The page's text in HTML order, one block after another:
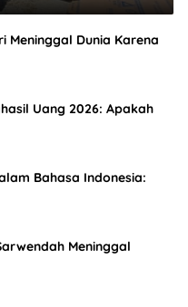
Meninggal Dunia Karena
Uang 2026: Apakah
Bahasa Indonesia:
Meninggal